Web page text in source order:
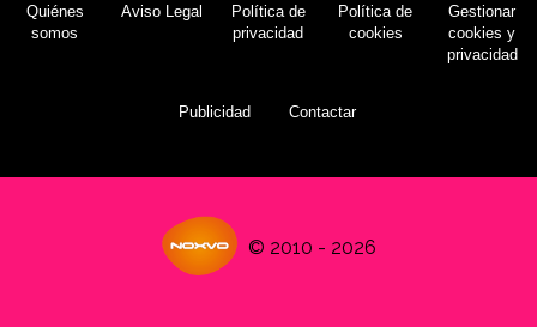
Quiénes
somos
Aviso Legal
Política de
privacidad
Política de
cookies
Gestionar
cookies y
privacidad
Publicidad Contactar
© 2010 - 2026